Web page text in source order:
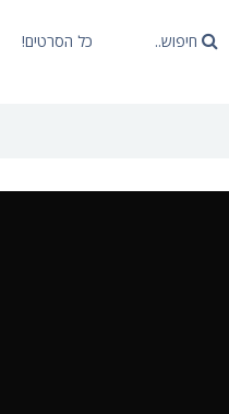
כל הסרטים! חיפוש..